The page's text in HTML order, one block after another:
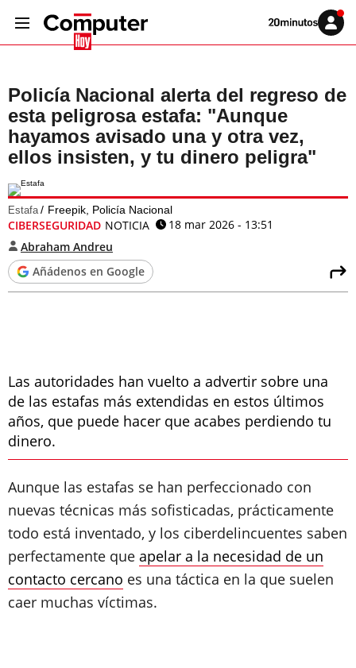
Volver
Iniciar
sesión
Policía Nacional alerta del regreso de
esta peligrosa estafa: "Aunque
hayamos avisado una y otra vez,
ellos insisten, y tu dinero peligra"
Estafa Freepik, Policía Nacional
CIBERSEGURIDAD NOTICIA
18 mar 2026 - 13:51
Abraham Andreu
Añádenos en Google
Las autoridades han vuelto a advertir sobre una
de las estafas más extendidas en estos últimos
años, que puede hacer que acabes perdiendo tu
dinero.
Aunque las estafas se han perfeccionado con
nuevas técnicas más sofisticadas, prácticamente
todo está inventado, y los ciberdelincuentes saben
perfectamente que apelar a la necesidad de un
contacto cercano es una táctica en la que suelen
caer muchas víctimas.